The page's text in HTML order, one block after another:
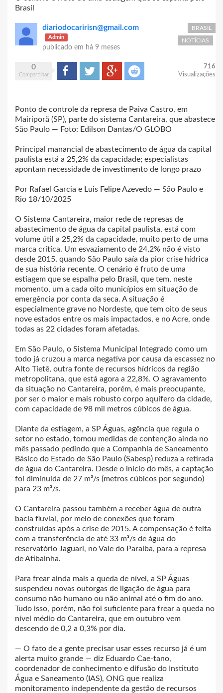
Brasil
diariodocaririsn@gmail.com
Admin
publicado em há 9 meses
BRASIL
NOTÍCIAS
0
Compartilhar
Compartilhar
Tweet Google+ Reddit
716
Visualizações
Ponto de controle da represa de Paiva Castro, em
Mairiporã (SP), parte do sistema Cantareira, que abastece
São Paulo — Foto: Edilson Dantas/O GLOBO
Principal manancial de abastecimento de água da capital
paulista está a 25,2% da capacidade; especialistas
apontam necessidade de investimento de longo prazo
Por Rafael Garcia e Luis Felipe Azevedo — São Paulo e
Rio 18/10/2025
O Sistema Cantareira, maior rede de represas de
abastecimento de água da capital paulista, está com
volume útil a 25,2% da capacidade, muito perto de uma
marca crítica. Um esvaziamento de 24,2% não é visto
desde 2015, quando São Paulo saía da pior crise hídrica
de sua história recente. O cenário é fruto de uma
estiagem que se espalha pelo Brasil, que tem, neste
momento, um a cada oito municípios em situação de
emergência por conta da seca. A situação é
especialmente grave no Nordeste, que tem oito de seus
nove estados entre os mais impactados, e no Acre, onde
todas as 22 cidades foram afetadas.
Em São Paulo, o Sistema Municipal Integrado como um
todo já cruzou a marca negativa por causa da escassez no
Alto Tietê, outra fonte de recursos hídricos da região
metropolitana, que está agora a 22,8%. O agravamento
da situação no Cantareira, porém, é mais preocupante,
por ser o maior e mais robusto corpo aquífero da cidade,
com capacidade de 98 mil metros cúbicos de água.
Diante da estiagem, a SP Águas, agência que regula o
setor no estado, tomou medidas de contenção ainda no
mês passado pedindo que a Companhia de Saneamento
Básico do Estado de São Paulo (Sabesp) reduza a retirada
de água do Cantareira. Desde o início do mês, a captação
foi diminuída de 27 m³/s (metros cúbicos por segundo)
para 23 m³/s.
O Cantareira passou também a receber água de outra
bacia fluvial, por meio de conexões que foram
construídas após a crise de 2015. A compensação é feita
com a transferência de até 33 m³/s de água do
reservatório Jaguari, no Vale do Paraíba, para a represa
de Atibainha.
Para frear ainda mais a queda de nível, a SP Águas
suspendeu novas outorgas de ligação de água para
consumo não humano ou não animal até o fim do ano.
Tudo isso, porém, não foi suficiente para frear a queda no
nível médio do Cantareira, que em outubro vem
descendo de 0,2 a 0,3% por dia.
— O fato de a gente precisar usar esses recurso já é um
alerta muito grande — diz Eduardo Cae-tano,
coordenador de conhecimento e difusão do Instituto
Água e Saneamento (IAS), ONG que realiza
monitoramento independente da gestão de recursos